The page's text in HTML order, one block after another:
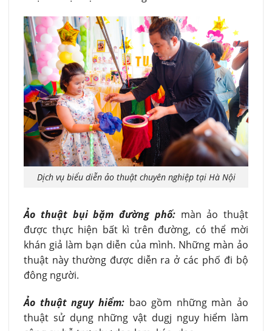
Dịch vụ biểu diễn ảo thuật chuyên nghiệp tại Hà Nội
Ảo thuật bụi bặm đường phố:màn ảo thuật
được thực hiện bất kì trên đường, có thể mời
khán giả làm bạn diễn của mình. Những màn ảo
thuật này thường được diễn ra ở các phố đi bộ
đông người.
Ảo thuật nguy hiểm:bao gồm những màn ảo
thuật sử dụng những vật dugj nguy hiểm làm